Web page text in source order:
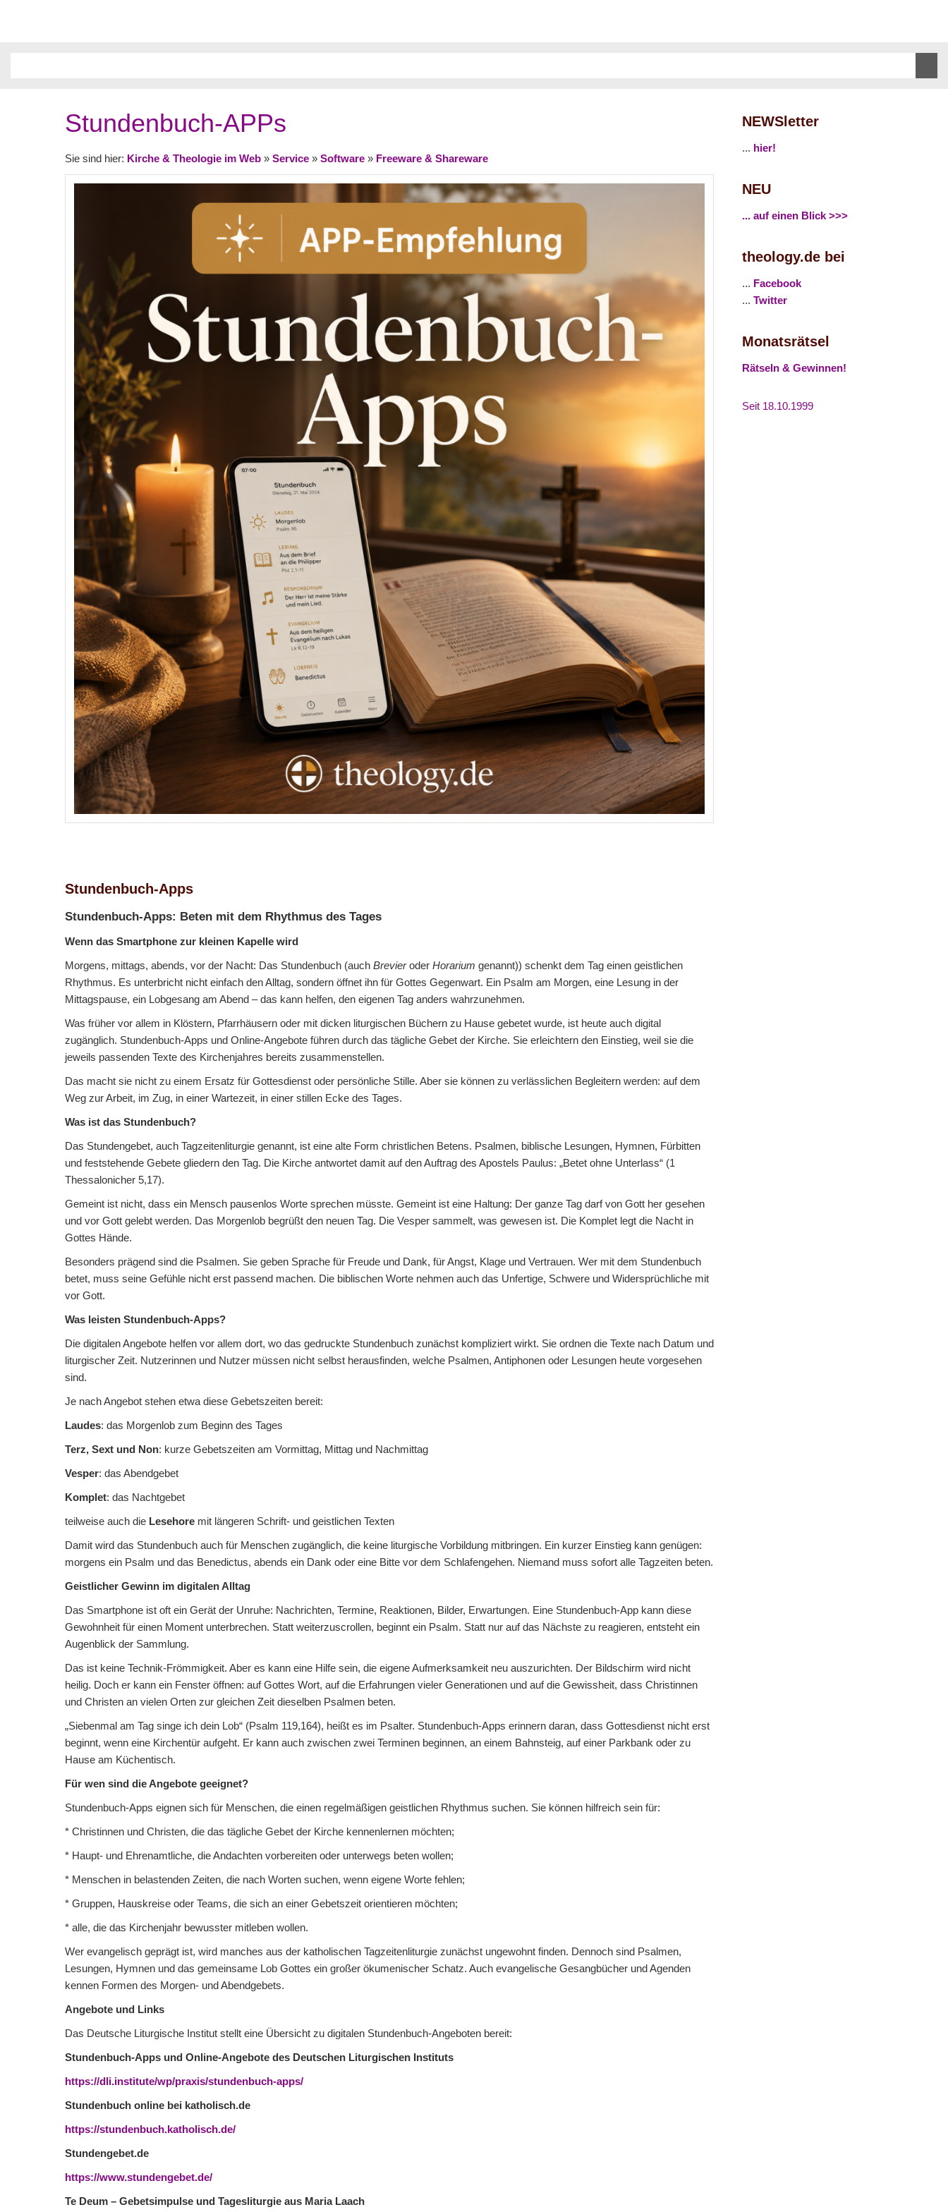
Stundenbuch-APPs
Sie sind hier: Kirche & Theologie im Web » Service » Software » Freeware & Shareware
Stundenbuch-Apps
Stundenbuch-Apps: Beten mit dem Rhythmus des Tages
Wenn das Smartphone zur kleinen Kapelle wird
Morgens, mittags, abends, vor der Nacht: Das Stundenbuch (auch Brevieroder Horarium genannt)) schenkt dem Tag einen geistlichen
Rhythmus. Es unterbricht nicht einfach den Alltag, sondern öffnet ihn für Gottes Gegenwart. Ein Psalm am Morgen, eine Lesung in der
Mittagspause, ein Lobgesang am Abend – das kann helfen, den eigenen Tag anders wahrzunehmen.
Was früher vor allem in Klöstern, Pfarrhäusern oder mit dicken liturgischen Büchern zu Hause gebetet wurde, ist heute auch digital
zugänglich. Stundenbuch-Apps und Online-Angebote führen durch das tägliche Gebet der Kirche. Sie erleichtern den Einstieg, weil sie die
jeweils passenden Texte des Kirchenjahres bereits zusammenstellen.
Das macht sie nicht zu einem Ersatz für Gottesdienst oder persönliche Stille. Aber sie können zu verlässlichen Begleitern werden: auf dem
Weg zur Arbeit, im Zug, in einer Wartezeit, in einer stillen Ecke des Tages.
Was ist das Stundenbuch?
Das Stundengebet, auch Tagzeitenliturgie genannt, ist eine alte Form christlichen Betens. Psalmen, biblische Lesungen, Hymnen, Fürbitten
und feststehende Gebete gliedern den Tag. Die Kirche antwortet damit auf den Auftrag des Apostels Paulus: „Betet ohne Unterlass“ (1
Thessalonicher 5,17).
Gemeint ist nicht, dass ein Mensch pausenlos Worte sprechen müsste. Gemeint ist eine Haltung: Der ganze Tag darf von Gott her gesehen
und vor Gott gelebt werden. Das Morgenlob begrüßt den neuen Tag. Die Vesper sammelt, was gewesen ist. Die Komplet legt die Nacht in
Gottes Hände.
Besonders prägend sind die Psalmen. Sie geben Sprache für Freude und Dank, für Angst, Klage und Vertrauen. Wer mit dem Stundenbuch
betet, muss seine Gefühle nicht erst passend machen. Die biblischen Worte nehmen auch das Unfertige, Schwere und Widersprüchliche mit
vor Gott.
Was leisten Stundenbuch-Apps?
Die digitalen Angebote helfen vor allem dort, wo das gedruckte Stundenbuch zunächst kompliziert wirkt. Sie ordnen die Texte nach Datum und
liturgischer Zeit. Nutzerinnen und Nutzer müssen nicht selbst herausfinden, welche Psalmen, Antiphonen oder Lesungen heute vorgesehen
sind.
Je nach Angebot stehen etwa diese Gebetszeiten bereit:
Laudes: das Morgenlob zum Beginn des Tages
Terz, Sext und Non: kurze Gebetszeiten am Vormittag, Mittag und Nachmittag
Vesper: das Abendgebet
Komplet: das Nachtgebet
teilweise auch die Lesehore mit längeren Schrift- und geistlichen Texten
Damit wird das Stundenbuch auch für Menschen zugänglich, die keine liturgische Vorbildung mitbringen. Ein kurzer Einstieg kann genügen:
morgens ein Psalm und das Benedictus, abends ein Dank oder eine Bitte vor dem Schlafengehen. Niemand muss sofort alle Tagzeiten beten.
Geistlicher Gewinn im digitalen Alltag
Das Smartphone ist oft ein Gerät der Unruhe: Nachrichten, Termine, Reaktionen, Bilder, Erwartungen. Eine Stundenbuch-App kann diese
Gewohnheit für einen Moment unterbrechen. Statt weiterzuscrollen, beginnt ein Psalm. Statt nur auf das Nächste zu reagieren, entsteht ein
Augenblick der Sammlung.
Das ist keine Technik-Frömmigkeit. Aber es kann eine Hilfe sein, die eigene Aufmerksamkeit neu auszurichten. Der Bildschirm wird nicht
heilig. Doch er kann ein Fenster öffnen: auf Gottes Wort, auf die Erfahrungen vieler Generationen und auf die Gewissheit, dass Christinnen
und Christen an vielen Orten zur gleichen Zeit dieselben Psalmen beten.
„Siebenmal am Tag singe ich dein Lob“ (Psalm 119,164), heißt es im Psalter. Stundenbuch-Apps erinnern daran, dass Gottesdienst nicht erst
beginnt, wenn eine Kirchentür aufgeht. Er kann auch zwischen zwei Terminen beginnen, an einem Bahnsteig, auf einer Parkbank oder zu
Hause am Küchentisch.
Für wen sind die Angebote geeignet?
Stundenbuch-Apps eignen sich für Menschen, die einen regelmäßigen geistlichen Rhythmus suchen. Sie können hilfreich sein für:
* Christinnen und Christen, die das tägliche Gebet der Kirche kennenlernen möchten;
* Haupt- und Ehrenamtliche, die Andachten vorbereiten oder unterwegs beten wollen;
* Menschen in belastenden Zeiten, die nach Worten suchen, wenn eigene Worte fehlen;
* Gruppen, Hauskreise oder Teams, die sich an einer Gebetszeit orientieren möchten;
* alle, die das Kirchenjahr bewusster mitleben wollen.
Wer evangelisch geprägt ist, wird manches aus der katholischen Tagzeitenliturgie zunächst ungewohnt finden. Dennoch sind Psalmen,
Lesungen, Hymnen und das gemeinsame Lob Gottes ein großer ökumenischer Schatz. Auch evangelische Gesangbücher und Agenden
kennen Formen des Morgen- und Abendgebets.
Angebote und Links
Das Deutsche Liturgische Institut stellt eine Übersicht zu digitalen Stundenbuch-Angeboten bereit:
Stundenbuch-Apps und Online-Angebote des Deutschen Liturgischen Instituts
https://dli.institute/wp/praxis/stundenbuch-apps/
Stundenbuch online bei katholisch.de
https://stundenbuch.katholisch.de/
Stundengebet.de
https://www.stundengebet.de/
Te Deum – Gebetsimpulse und Tagesliturgie aus Maria Laach
NEWSletter
... hier!
NEU
... auf einen Blick >>>
theology.de bei
... Facebook
... Twitter
Monatsrätsel
Rätseln & Gewinnen!
Seit 18.10.1999